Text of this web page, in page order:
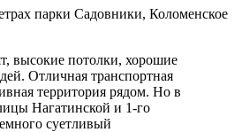
парки Садовники, Коломенское
высокие потолки, хорошие
Отличная транспортная
территория рядом. Но в
Нагатинской и 1-го
суетливый